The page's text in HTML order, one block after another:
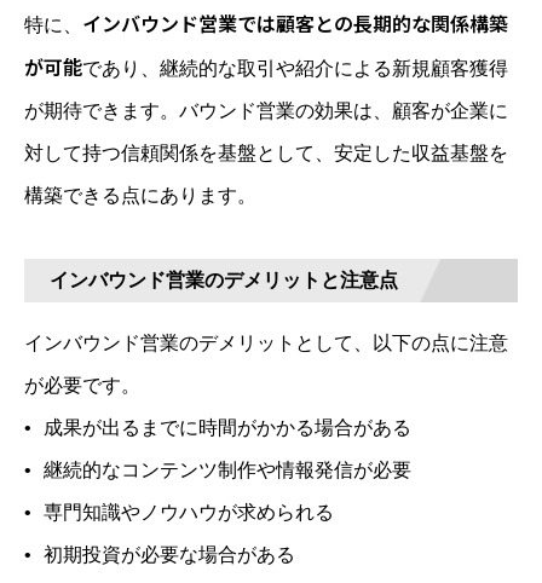
特に、 インバウンド営業では顧客との長期的な関係構築
が可能であり、継続的な取引や紹介による新規顧客獲得
が期待できます。バウンド営業の効果は、顧客が企業に
対して持つ信頼関係を基盤として、安定した収益基盤を
構築できる点にあります。
インバウンド営業のデメリットと注意点
インバウンド営業のデメリットとして、以下の点に注意
が必要です。
成果が出るまでに時間がかかる場合がある
継続的なコンテンツ制作や情報発信が必要
専門知識やノウハウが求められる
初期投資が必要な場合がある